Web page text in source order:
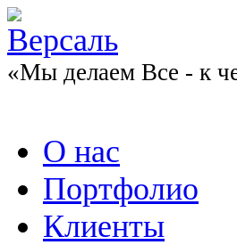
«Мы делаем Все - к
О нас
Портфолио
Клиенты